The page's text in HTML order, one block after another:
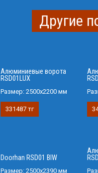
Другие
Алюминиевые ворота
RSD01LUX
Размер: 2500x2200 мм
331487 тг
Doorhan RSD01 BIW
Размер: 2500х2390 мм